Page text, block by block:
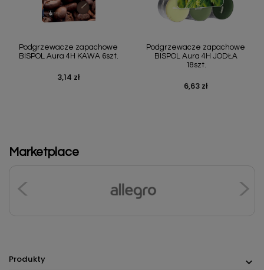
Podgrzewacze zapachowe
BISPOL Aura 4H KAWA 6szt.
Cena
3,14 zł
Podgrzewacze zapachowe
BISPOL Aura 4H JODŁA
18szt.
Cena
6,63 zł
Marketplace
Produkty